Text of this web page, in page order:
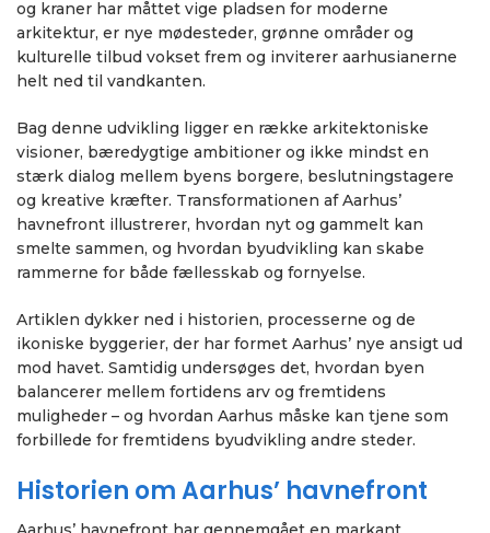
og kraner har måttet vige pladsen for moderne
arkitektur, er nye mødesteder, grønne områder og
kulturelle tilbud vokset frem og inviterer aarhusianerne
helt ned til vandkanten.
Bag denne udvikling ligger en række arkitektoniske
visioner, bæredygtige ambitioner og ikke mindst en
stærk dialog mellem byens borgere, beslutningstagere
og kreative kræfter. Transformationen af Aarhus’
havnefront illustrerer, hvordan nyt og gammelt kan
smelte sammen, og hvordan byudvikling kan skabe
rammerne for både fællesskab og fornyelse.
Artiklen dykker ned i historien, processerne og de
ikoniske byggerier, der har formet Aarhus’ nye ansigt ud
mod havet. Samtidig undersøges det, hvordan byen
balancerer mellem fortidens arv og fremtidens
muligheder – og hvordan Aarhus måske kan tjene som
forbillede for fremtidens byudvikling andre steder.
Historien om Aarhus’ havnefront